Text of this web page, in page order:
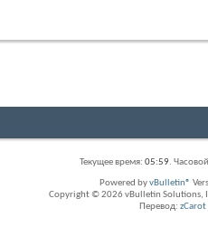
Текущее время: 05:59.
Powered byvBulletin®
Copyright © 2026 vBulletin Solutions,
Перевод: zCarot